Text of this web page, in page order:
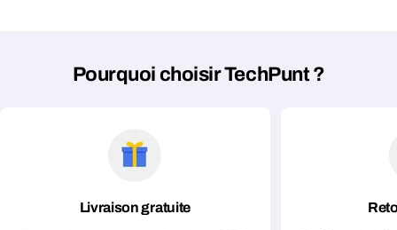
Pourquoi choisir TechPunt ?
Livraison gratuite